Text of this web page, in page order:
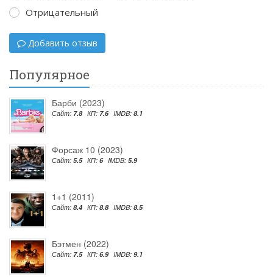
Отрицательный
Добавить отзыв
Популярное
Барби (2023)
Сайт: 7.8 КП: 7.6 IMDB: 8.1
Форсаж 10 (2023)
Сайт: 5.5 КП: 6 IMDB: 5.9
1+1 (2011)
Сайт: 8.4 КП: 8.8 IMDB: 8.5
Бэтмен (2022)
Сайт: 7.5 КП: 6.9 IMDB: 9.1